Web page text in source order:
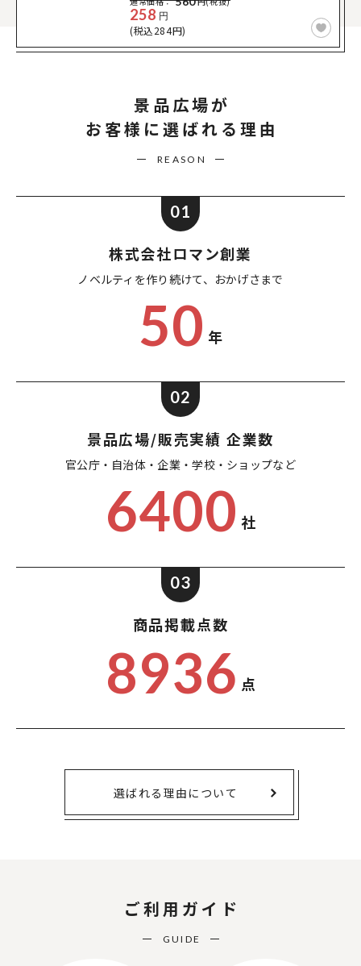
258 円
(税込284円)
景品広場が
お客様に選ばれる理由
REASON
01
株式会社ロマン創業
ノベルティを作り続けて、 おかげさまで
50 年
02
景品広場/販売実績 企業数
官公庁・自治体・企業・学校・ショップなど
6400 社
03
商品掲載点数
8936 点
選ばれる理由について
ご利用ガイド
GUIDE